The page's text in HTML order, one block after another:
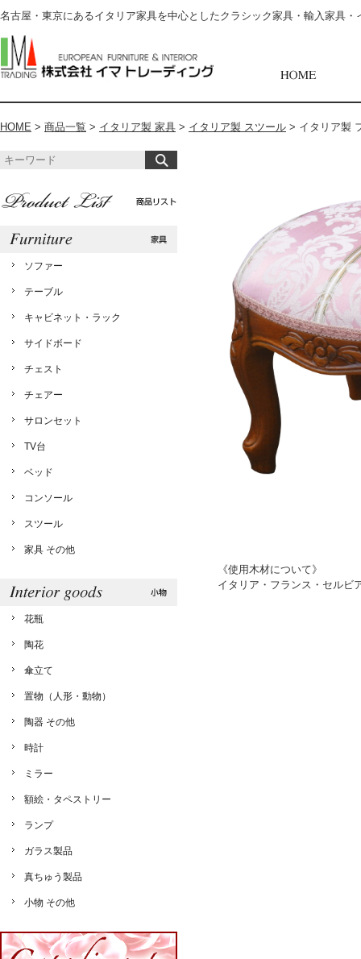
名古屋・東京にあるイタリア家具を中心としたクラシック家具・輸入家具
HOME > 商品一覧 > イタリア製 家具 > イタリア製 スツール > イタリア製
《使用木材について》
イタリア・フランス・セルビ
ソファー
テーブル
キャビネット・ラック
サイドボード
チェスト
チェアー
サロンセット
TV台
ベッド
コンソール
スツール
家具 その他
花瓶
陶花
傘立て
置物（人形・動物）
陶器 その他
時計
ミラー
額絵・タペストリー
ランプ
ガラス製品
真ちゅう製品
小物 その他